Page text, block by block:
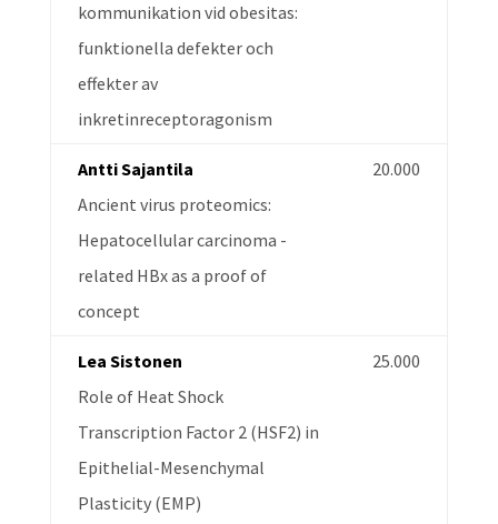
kommunikation vid obesitas:
funktionella defekter och
effekter av
inkretinreceptoragonism
Antti Sajantila
Ancient virus proteomics:
Hepatocellular carcinoma -
related HBx as a proof of
concept
20.000
Lea Sistonen
Role of Heat Shock
Transcription Factor 2 (HSF2) in
Epithelial-Mesenchymal
Plasticity (EMP)
25.000